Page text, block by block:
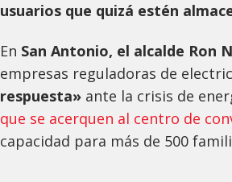
usuarios que quizá estén
En San Antonio, el alcalde Ron
empresas reguladoras de
respuesta» ante la crisis de
que se acerquen al centro de
capacidad para más de 500